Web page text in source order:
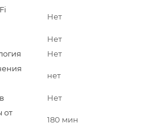
Нет
Нет
Нет
нет
Нет
от
180 мин